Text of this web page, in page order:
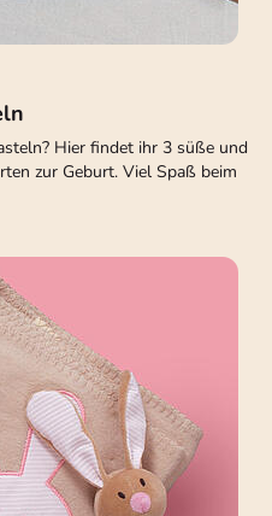
Hier findet ihr 3 süße und
zur Geburt. Viel Spaß beim